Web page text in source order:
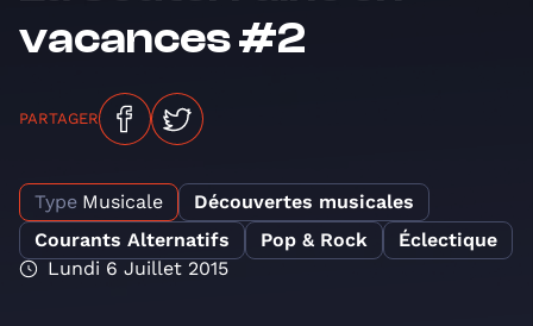
vacances #2
PARTAGER
Type Musicale
Découvertes musicales
Courants Alternatifs
Pop & Rock
Éclectique
Lundi 6 Juillet 2015